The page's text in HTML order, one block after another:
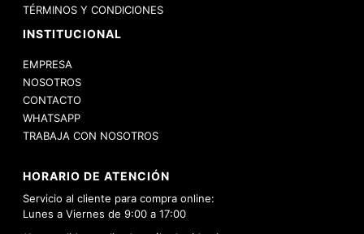
TÉRMINOS Y CONDICIONES
INSTITUCIONAL
EMPRESA
NOSOTROS
CONTACTO
WHATSAPP
TRABAJA CON NOSOTROS
HORARIO DE ATENCIÓN
Servicio al cliente para compra online:
Lunes a Viernes de 9:00 a 17:00